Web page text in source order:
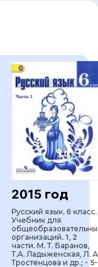
2015 год
Русский язык. 6 класс.
Учебник для
организаций. 1, 2
части. М. Т. Баранов,
Т.А. Ладыженская, Л.
Тростенцова и др.; - 5-